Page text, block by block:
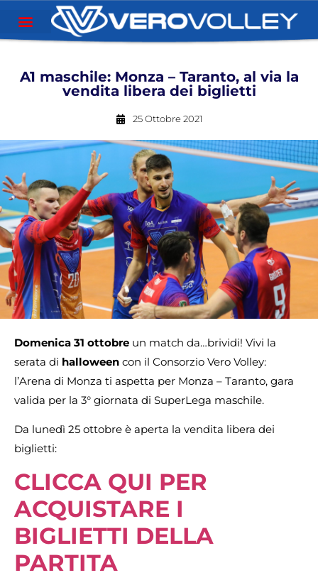
A1 maschile: Monza – Taranto, al via la
vendita libera dei biglietti
25 Ottobre 2021
Domenica 31 ottobre un match da…brividi! Vivi la
serata di halloween con il Consorzio Vero Volley:
l’Arena di Monza ti aspetta per Monza – Taranto, gara
valida per la 3° giornata di SuperLega maschile.
Da lunedì 25 ottobre è aperta la vendita libera dei
biglietti:
CLICCA QUI PER
ACQUISTARE I
BIGLIETTI DELLA
PARTITA